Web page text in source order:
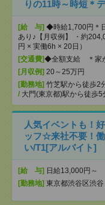
りの11時～時短＊
[給 与] ◆時給1,700円＊
あり♪【月収例】 ・約
円 × 実働6h × 20日）
[交通費]◆全額支給 ＊家
[月収例] 20～25万円
[勤務地] 竹芝駅から徒歩2
/ 大門(東京都)駅から徒歩5
人気イベントも！
ッフ☆来社不要！
い/T1[アルバイト]
[給 与] 日給13,000円～
[勤務地] 東京都渋谷区渋谷